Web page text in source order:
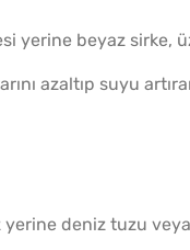
yerine beyaz sirke,
azaltıp suyu
yerine deniz tuzu